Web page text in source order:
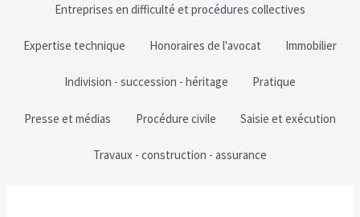
Entreprises en difficulté et procédures collectives
Expertise technique Honoraires de l'avocat Immobilier
Indivision - succession - héritage Pratique
Presse et médias Procédure civile Saisie et exécution
Travaux - construction - assurance